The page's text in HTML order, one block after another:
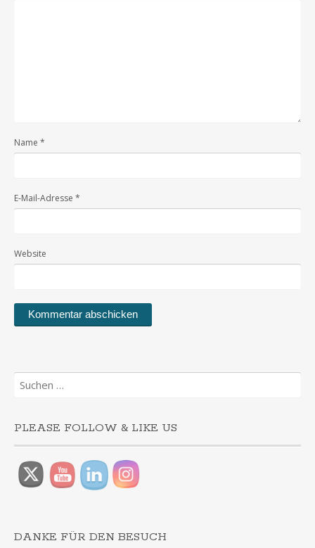
Name *
E-Mail-Adresse *
Website
Suchen
nach:
PLEASE FOLLOW & LIKE US
DANKE FÜR DEN BESUCH